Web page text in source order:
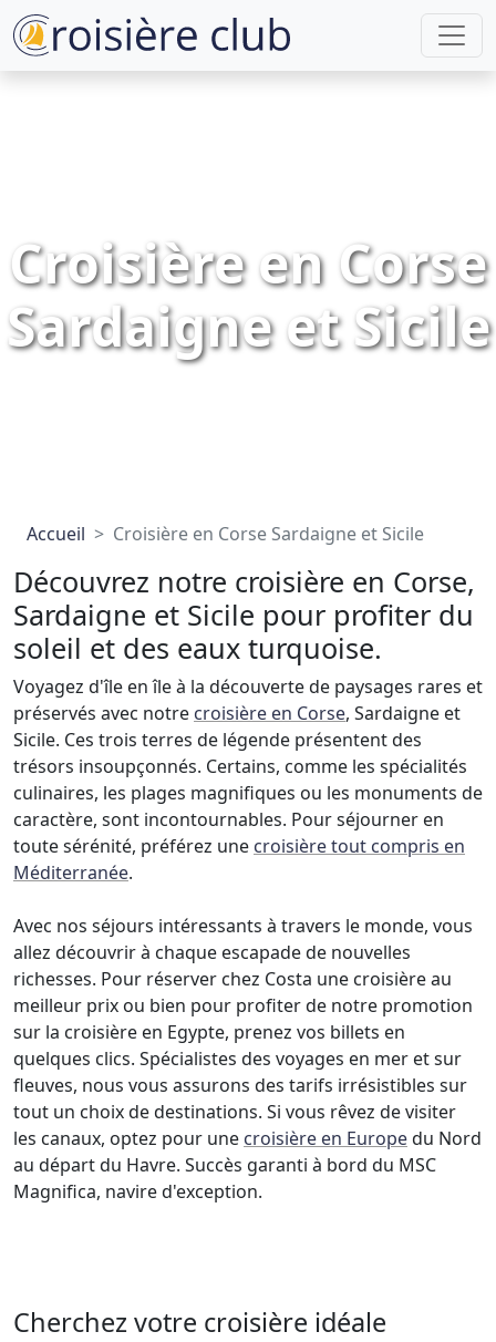
Croisière en Corse
Sardaigne et Sicile
Accueil Croisière en Corse Sardaigne et Sicile
Découvrez notre croisière en Corse,
Sardaigne et Sicile pour profiter du
soleil et des eaux turquoise.
Voyagez d'île en île à la découverte de paysages rares et
préservés avec notre croisière en Corse, Sardaigne et
Sicile. Ces trois terres de légende présentent des
trésors insoupçonnés. Certains, comme les spécialités
culinaires, les plages magnifiques ou les monuments de
caractère, sont incontournables. Pour séjourner en
toute sérénité, préférez une croisière tout compris en
Méditerranée.
Avec nos séjours intéressants à travers le monde, vous
allez découvrir à chaque escapade de nouvelles
richesses. Pour réserver chez Costa une croisière au
meilleur prix ou bien pour profiter de notre promotion
sur la croisière en Egypte, prenez vos billets en
quelques clics. Spécialistes des voyages en mer et sur
fleuves, nous vous assurons des tarifs irrésistibles sur
tout un choix de destinations. Si vous rêvez de visiter
les canaux, optez pour une croisière en Europedu Nord
au départ du Havre. Succès garanti à bord du MSC
Magnifica, navire d'exception.
Cherchez votre croisière idéale